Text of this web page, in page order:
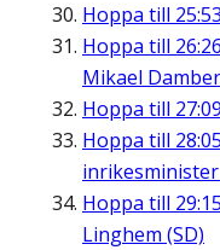
Hoppa till 25:53
Hoppa till 26:26
Mikael
Hoppa till 27:09
Hoppa till 28:05
Hoppa till 29:15
Linghem (SD)